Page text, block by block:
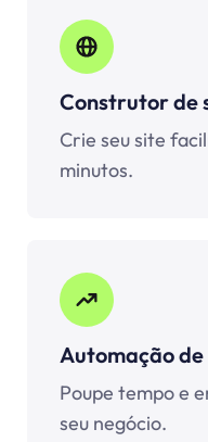
Construtor de
Crie seu site
minutos.
Automação
Poupe tempo e
seu negócio.